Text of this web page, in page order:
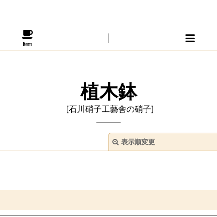
Item
植木鉢
[石川硝子工藝舎の硝子]
表示順変更